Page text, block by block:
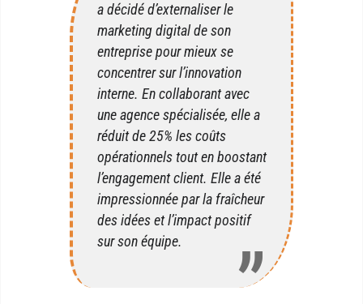
a décidé d’externaliser le
marketing digital de son
entreprise pour mieux se
concentrer sur l’innovation
interne. En collaborant avec
une agence spécialisée, elle a
réduit de 25% les coûts
opérationnels tout en boostant
l’engagement client. Elle a été
impressionnée par la fraîcheur
des idées et l’impact positif
sur son équipe.